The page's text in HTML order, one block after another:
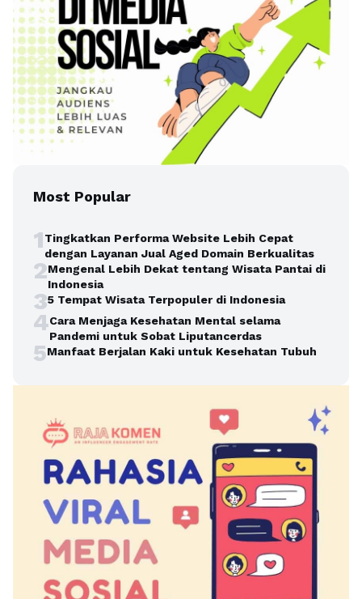
Most Popular
1Tingkatkan Performa Website Lebih Cepat
dengan Layanan Jual Aged Domain Berkualitas
2Mengenal Lebih Dekat tentang Wisata Pantai di
Indonesia
35 Tempat Wisata Terpopuler di Indonesia
4Cara Menjaga Kesehatan Mental selama
Pandemi untuk Sobat Liputancerdas
5Manfaat Berjalan Kaki untuk Kesehatan Tubuh